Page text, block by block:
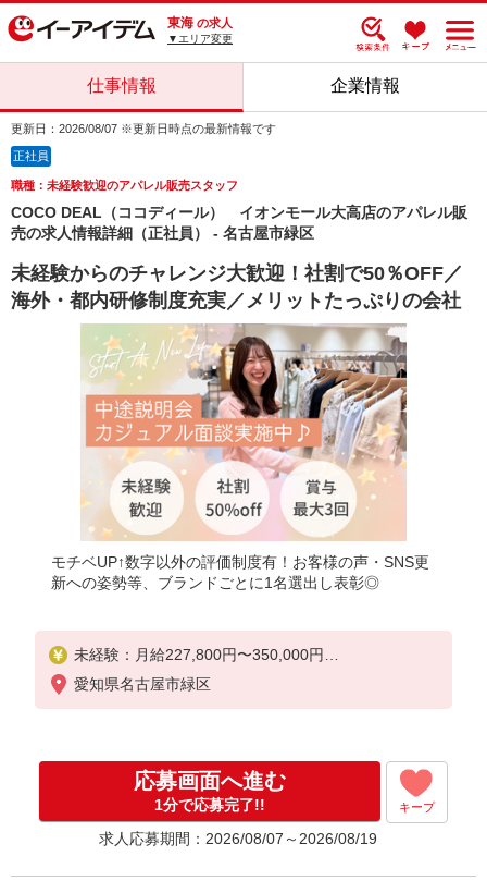
東海 の求人
▼エリア変更
仕事情報 企業情報
更新日：2026/08/07 ※更新日時点の最新情報です
正社員
職種：未経験歓迎のアパレル販売スタッフ
COCO DEAL（ココディール） イオンモール大高店のアパレル販
売の求人情報詳細（正社員） - 名古屋市緑区
未経験からのチャレンジ大歓迎！社割で50％OFF／
海外・都内研修制度充実／メリットたっぷりの会社
モチベUP↑数字以外の評価制度有！お客様の声・SNS更
新への姿勢等、ブランドごとに1名選出し表彰◎
未経験：月給227,800円〜350,000円
経験者（店長候補）：月給250,000円〜350,000円
★固定残業手当：28,800円（月給に含む）
※固定残業時間は1ヶ月あたり20時間、超過時は追加
で残業手当支給
※月3万円まで交通費支給
※試用期間（2〜3ヶ月）も同条件
住宅手当（実家外かつ賃貸の場合のみ別途支給）※
愛知県名古屋市緑区
応募画面へ進む
1分で応募完了!! キープ
求人応募期間：2026/08/07～2026/08/19